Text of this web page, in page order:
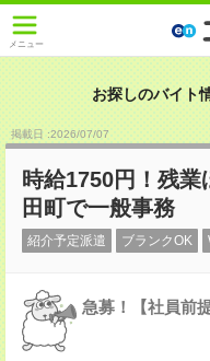
メニュー
お探しのバイト
掲載日 :2026/07/07
時給1750円！残
田町で一般事務
紹介予定派遣 ブランクOK
急募！【社員前